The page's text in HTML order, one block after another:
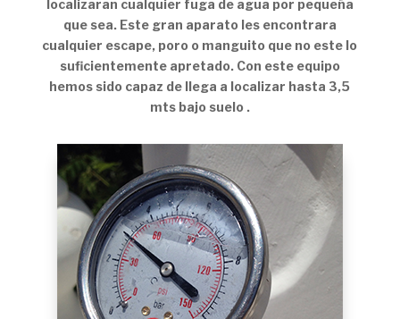
localizaran cualquier fuga de agua por pequeña
que sea. Este gran aparato les encontrara
cualquier escape, poro o manguito que no este lo
suficientemente apretado. Con este equipo
hemos sido capaz de llega a localizar hasta 3,5
mts bajo suelo .